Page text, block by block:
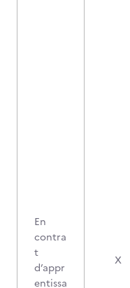
En
contra
t
d’appr
entissa
X